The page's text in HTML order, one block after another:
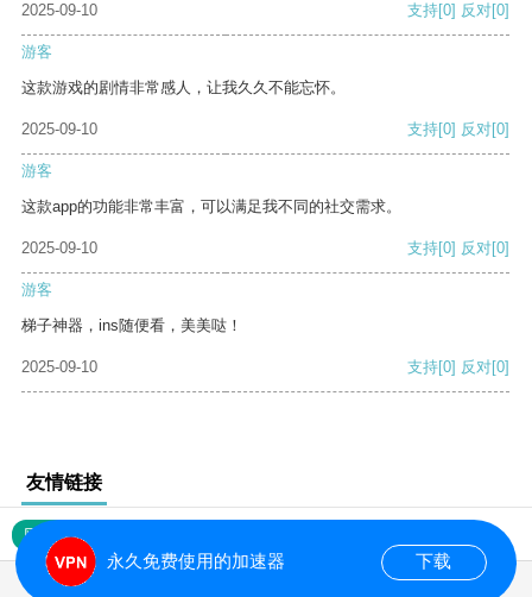
2025-09-10
支持[0] 反对[0]
游客
这款游戏的剧情非常感人，让我久久不能忘怀。
2025-09-10 支持[0] 反对[0]
游客
这款app的功能非常丰富，可以满足我不同的社交需求。
2025-09-10 支持[0] 反对[0]
游客
梯子神器，ins随便看，美美哒！
2025-09-10 支持[0] 反对[0]
友情链接
网站地图
永久免费使用的加速器 下载